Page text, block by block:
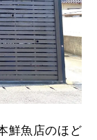
鮮魚店のほど